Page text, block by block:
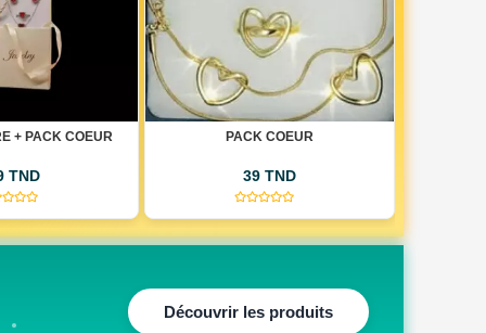
COEUR
TND
(0)
MONTRE ROLEX DATE JUSTE
69 TND
(0)
Découvrir les produits